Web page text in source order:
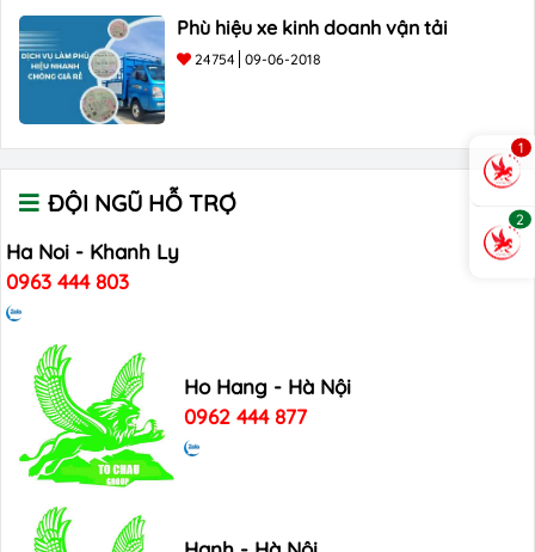
Phù hiệu xe kinh doanh vận tải
24754 09-06-2018
ĐỘI NGŨ HỖ TRỢ
Ha Noi - Khanh Ly
0963 444 803
Ho Hang - Hà Nội
0962 444 877
1
2